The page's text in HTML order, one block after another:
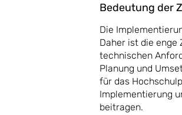
Bedeutung der
Die
Daher ist die enge
technischen
Planung und
für das
Implementierung
beitragen.